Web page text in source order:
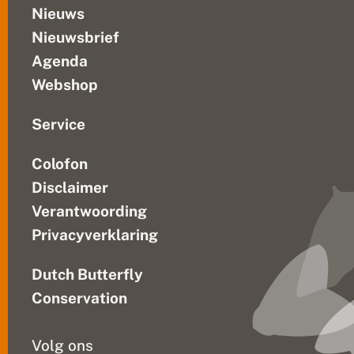
Nieuws
Nieuwsbrief
Agenda
Webshop
Service
Colofon
Disclaimer
Verantwoording
Privacyverklaring
Dutch Butterfly
Conservation
Volg ons